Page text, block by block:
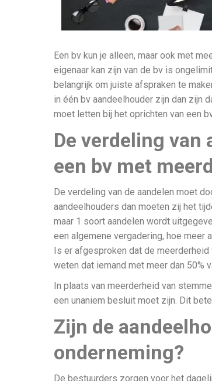
Een bv kun je alleen, maar ook met
eigenaar kan zijn van de bv is
belangrijk om juiste afspraken te
in één bv aandeelhouder zijn dan zijn
moet letten bij het oprichten van een
De verdeling van
een bv met
De verdeling van de aandelen moet
aandeelhouders dan moeten zij het
maar 1 soort aandelen wordt
een algemene vergadering, hoe meer
Is er afgesproken dat de
weten dat iemand met meer dan 50%
In plaats van meerderheid van
een unaniem besluit moet zijn. Dit
Zijn de
onderneming?
De bestuurders zorgen voor het